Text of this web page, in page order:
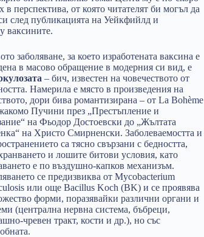
в перспектива, от която читателят би могъл да
след публикацията на Уейкфийлд и
ваксините.
заболяване, за което изработената ваксина е
в масово обращение в модерния си вид, е
– бич, известен на човечеството от
Намерила е място в произведения на
дори бива романтизирана – от La Bohème
Пучини през „Престъпление и
на Фьодор Достоевски до „Жълтата
на Христо Смирненски. Заболеваемостта и
са тясно свързани с бедността,
и лошите битови условия, като
е по въздушно-капков механизъм.
се предизвиква от Mycobacterium
или още Bacillus Koch (BK) и се проявява
форми, поразявайки различни органи и
(централна нервна система, бъбреци,
чревен тракт, кости и др.), но със